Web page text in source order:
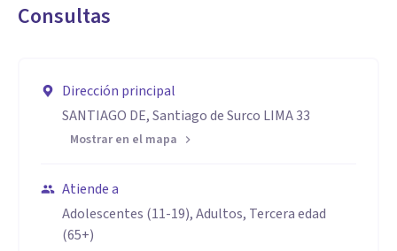
Consultas
Dirección principal
SANTIAGO DE, Santiago de Surco LIMA 33
Mostrar en el mapa
Atiende a
Adolescentes (11-19), Adultos, Tercera edad
(65+)